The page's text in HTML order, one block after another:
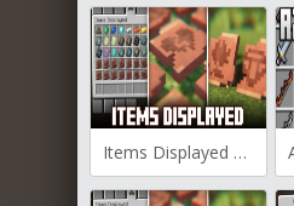
Items Displayed для Майнкрафт [1.21.11, 1.21.10, 1.21.8]